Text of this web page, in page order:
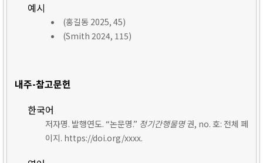
예시
(홍길동 2025, 45)
(Smith 2024, 115)
내주-참고문헌
한국어
저자명. 발행연도. “논문명.” 정기간행물명권, no. 호: 전체 페
이지. https://doi.org/xxxx.